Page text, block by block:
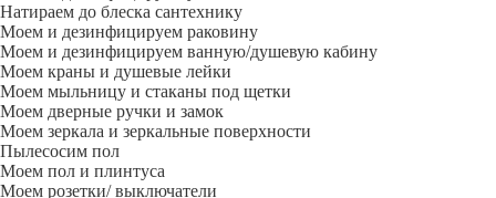
Натираем до блеска сантехнику
Моем и дезинфицируем раковину
Моем и дезинфицируем ванную/душевую кабину
Моем краны и душевые лейки
Моем мыльницу и стаканы под щетки
Моем дверные ручки и замок
Моем зеркала и зеркальные поверхности
Пылесосим пол
Моем пол и плинтуса
Моем розетки/ выключатели